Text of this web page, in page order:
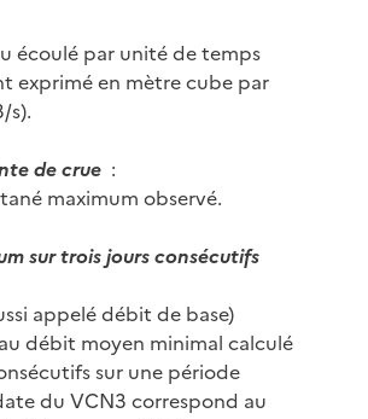
écoulé par unité de temps
exprimé en mètre cube par
s).
de crue :
maximum observé.
sur trois jours consécutifs
appelé débit de base)
débit moyen minimal calculé
sur une période
du VCN3 correspond au